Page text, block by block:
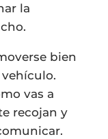
la
bien
vas a
recojan y